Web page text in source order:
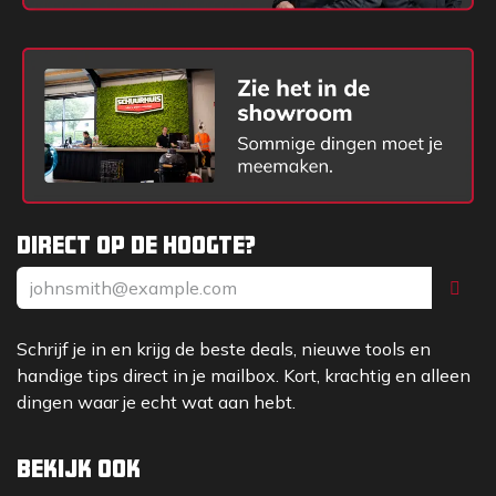
Boren met diameter 6 t/m 12 mm zijn
Boren met diameter 20 t/m 35 mm zijn
voorzien van koelgaten
Deze diamantboren zijn een betrouwbare keuze
voor professionele toepassingen, waarbij precisie
en duurzaamheid vereist zijn.
Direct op de hoogte?
Schrijf je in en krijg de beste deals, nieuwe tools en
handige tips direct in je mailbox. Kort, krachtig en alleen
dingen waar je echt wat aan hebt.
Bekijk ook